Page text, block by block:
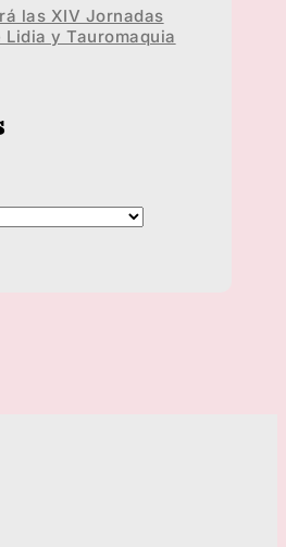
las XIV Jornadas
Lidia y Tauromaquia